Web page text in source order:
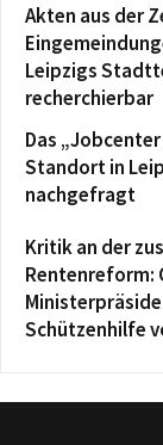
Akten aus der
Leipzigs
recherchierbar
Das
Standort in
nachgefragt
Kritik an der
Rentenreform:
Schützenhilfe